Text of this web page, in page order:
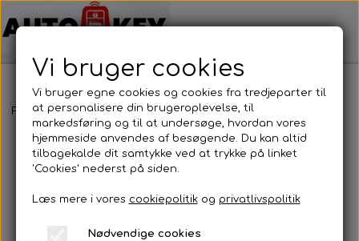
Forside Bilnøgler Volkswagen Nøglehus
Vi bruger cookies
Vi bruger egne cookies og cookies fra tredjeparter til
at personalisere din brugeroplevelse, til
markedsføring og til at undersøge, hvordan vores
hjemmeside anvendes af besøgende. Du kan altid
tilbagekalde dit samtykke ved at trykke på linket
'Cookies' nederst på siden.
Læs mere i vores cookiepolitikog privatlivspolitik
Nødvendige cookies